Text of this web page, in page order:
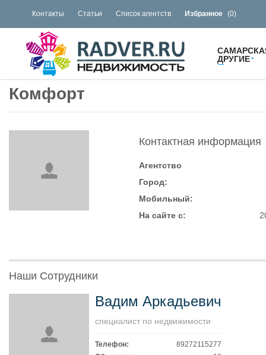
Контакты Статьи Список агентств Избранное (0)
ДРУГИЕ
Комфорт
Контактная информация
Агентство
Город:
Мобильный:
На сайте с:
Наши Сотрудники
Вадим Аркадьевич
специалист по недвижимости
Телефон:
89272115277